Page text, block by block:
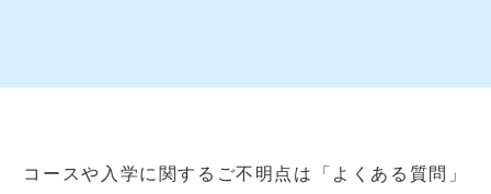
コースや入学に関するご不明点は「よくある質問」